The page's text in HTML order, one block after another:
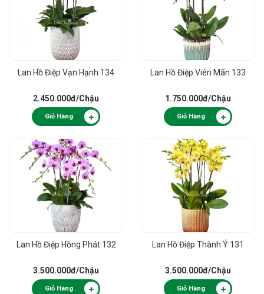
Lan Hồ Điệp Vạn Hạnh 134
2.450.000đ/Chậu
Giỏ Hàng
Lan Hồ Điệp Viên Mãn 133
1.750.000đ/Chậu
Giỏ Hàng
Lan Hồ Điệp Hồng Phát 132
3.500.000đ/Chậu
Giỏ Hàng
Lan Hồ Điệp Thành Ý 131
3.500.000đ/Chậu
Giỏ Hàng